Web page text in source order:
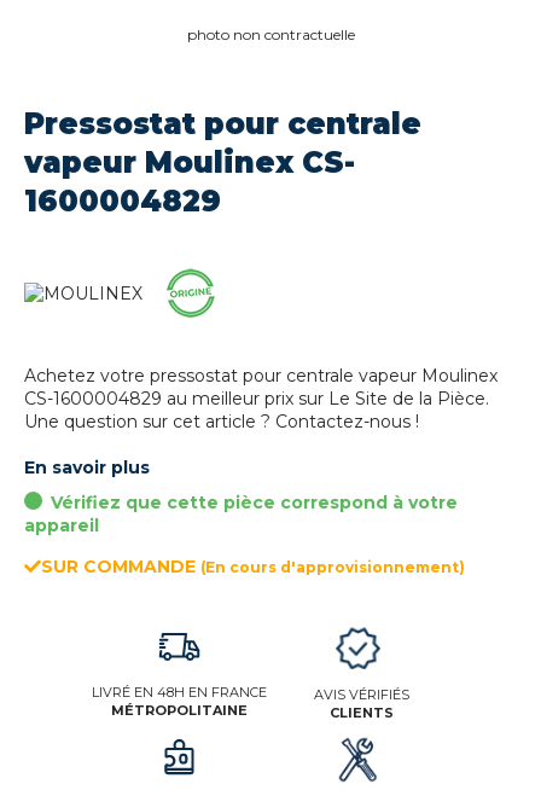
photo non contractuelle
Pressostat pour centrale
vapeur Moulinex CS-
1600004829
Achetez votre pressostat pour centrale vapeur Moulinex
CS-1600004829 au meilleur prix sur Le Site de la Pièce.
Une question sur cet article ? Contactez-nous !
En savoir plus
Vérifiez que cette pièce correspond à votre
appareil
SUR COMMANDE (En cours d'approvisionnement)
LIVRÉ EN 48H EN FRANCE
MÉTROPOLITAINE
AVIS VÉRIFIÉS
CLIENTS